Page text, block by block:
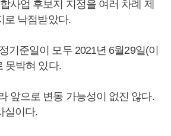
사업 후보지 지정을 여러 차례 제
로 낙점받았다.
기준일이 모두 2021년 6월29일(이
못박혀 있다.
앞으로 변동 가능성이 없진 않다.
실이다.